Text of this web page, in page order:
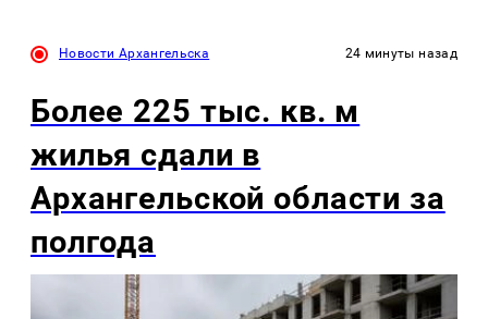
Новости Архангельска 24 минуты назад
Более 225 тыс. кв. м
жилья сдали в
Архангельской области за
полгода